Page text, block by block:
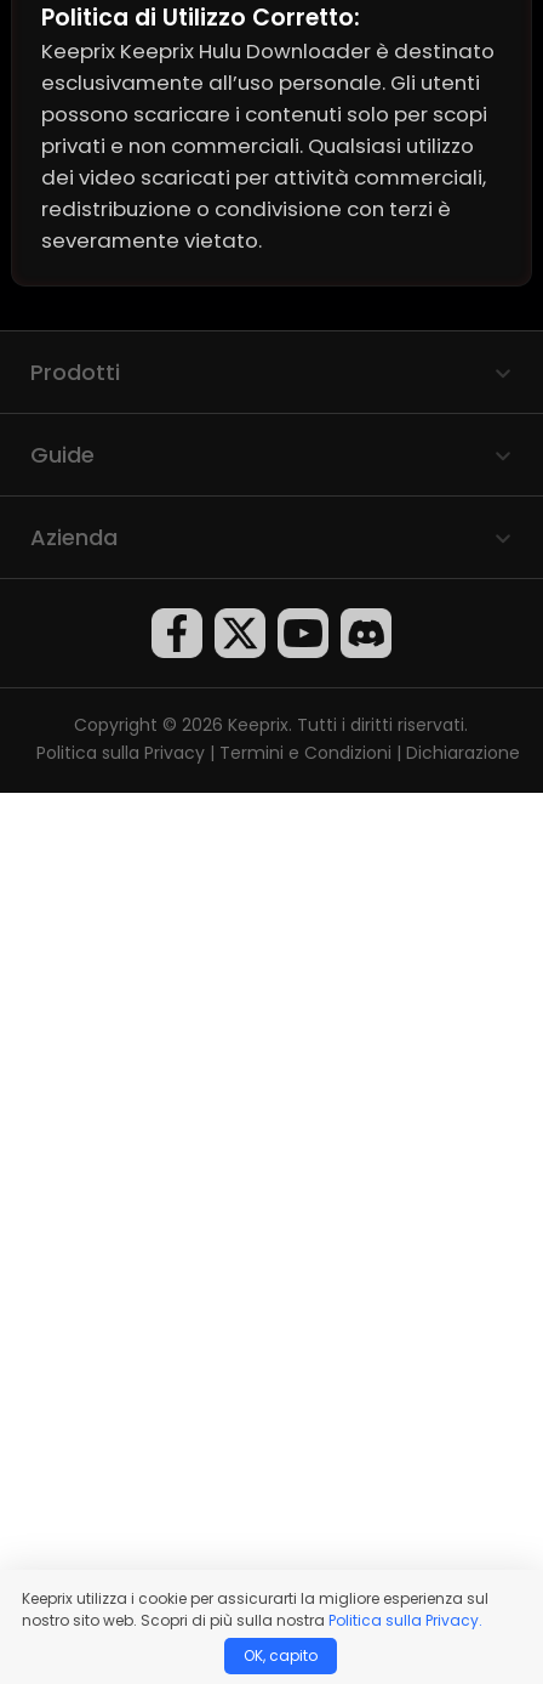
Keeprix utilizza i cookie per assicurarti la migliore esperienza sul
nostro sito web. Scopri di più sulla nostra Politica sulla Privacy.
OK, capito
Politica di Utilizzo Corretto:
Keeprix Keeprix Hulu Downloader è destinato
esclusivamente all’uso personale. Gli utenti
possono scaricare i contenuti solo per scopi
privati e non commerciali. Qualsiasi utilizzo
dei video scaricati per attività commerciali,
redistribuzione o condivisione con terzi è
severamente vietato.
Prodotti
Guide
Azienda
Copyright © 2026 Keeprix. Tutti i diritti riservati.
Politica sulla Privacy | Termini e Condizioni | Dichiarazione